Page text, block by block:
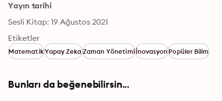
Yayın tarihi
Sesli Kitap: 19 Ağustos 2021
Etiketler
MatematikYapay ZekaZaman YönetimiİnovasyonPopüler Bilim
Bunları da beğenebilirsin...